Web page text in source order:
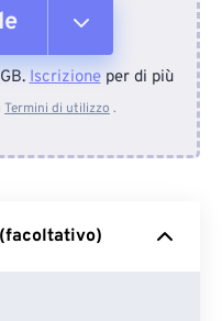
Drive
Iscrizioneper di più
Termini di utilizzo .